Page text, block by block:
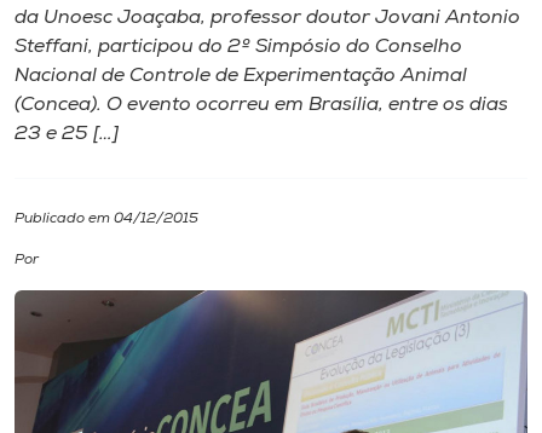
Diplomados
Cultura
Biblioteca
Editora
Rádio
da Unoesc Joaçaba, professor doutor Jovani Antonio
Steffani, participou do 2º Simpósio do Conselho
Nacional de Controle de Experimentação Animal
(Concea). O evento ocorreu em Brasília, entre os dias
23 e 25 […]
Publicado em 04/12/2015
Por